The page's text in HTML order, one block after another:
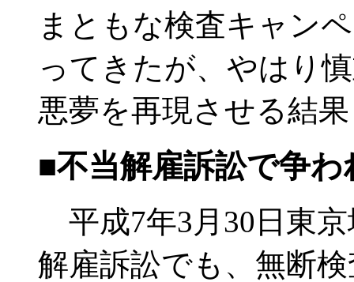
まともな検査キャン
ってきたが、やはり
悪夢を再現させる結
■不当解雇訴訟で争わ
平成7年3月30日東
解雇訴訟でも、無断